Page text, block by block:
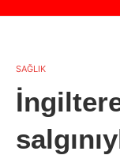
SAĞLIK